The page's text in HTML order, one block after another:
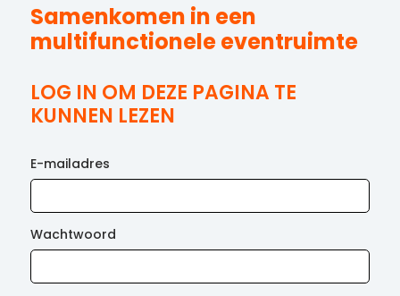
Samenkomen in een
multifunctionele eventruimte
LOG IN OM DEZE PAGINA TE
KUNNEN LEZEN
E-mailadres
Wachtwoord